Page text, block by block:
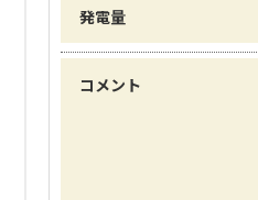
発電量
コメント